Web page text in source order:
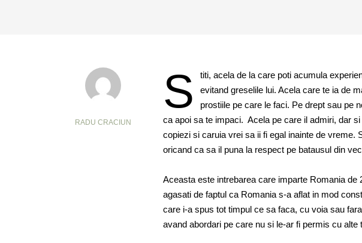
RADU CRACIUN
S
titi, acela de la care poti acumula
evitand greselile lui. Acela care te ia de
prostiile pe care le faci. Pe drept sau pe
ca apoi sa te impaci. Acela pe care il admiri, dar
copiezi si caruia vrei sa ii fi egal inainte de vreme.
oricand ca sa il puna la respect pe batausul din
Aceasta este intrebarea care imparte Romania
agasati de faptul ca Romania s-a aflat in mod
care i-a spus tot timpul ce sa faca, cu voia sau
avand abordari pe care nu si le-ar fi permis cu alte